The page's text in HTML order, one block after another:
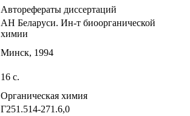
Авторефераты диссертаций
АН Беларуси. Ин-т биоорганической
химии
Минск, 1994
16 с.
Органическая химия
Г251.514-271.6,0